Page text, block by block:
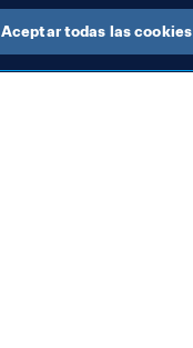
Aceptar todas las cookies